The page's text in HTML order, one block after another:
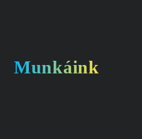
Munkáink